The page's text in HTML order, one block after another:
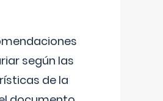
según las
de la